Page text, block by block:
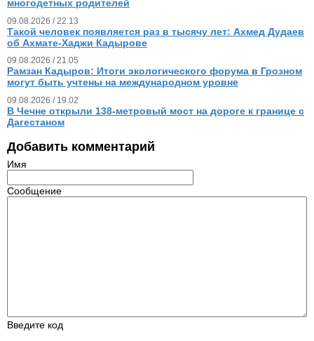
многодетных родителей
09.08.2026 / 22.13
Такой человек появляется раз в тысячу лет: Ахмед Дудаев
об Ахмате-Хаджи Кадырове
09.08.2026 / 21.05
Рамзан Кадыров: Итоги экологического форума в Грозном
могут быть учтены на международном уровне
09.08.2026 / 19.02
В Чечне открыли 138-метровый мост на дороге к границе с
Дагестаном
Добавить комментарий
Имя
Сообщение
Введите код